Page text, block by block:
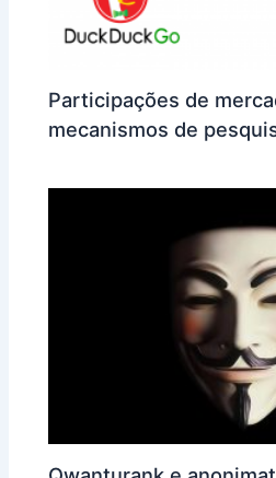
Participações de
mecanismos de